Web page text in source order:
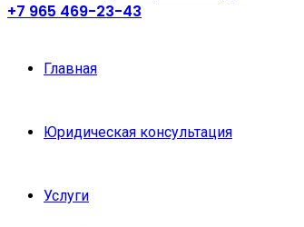
+7 965 469-23-43
Главная
Юридическая консультация
Услуги